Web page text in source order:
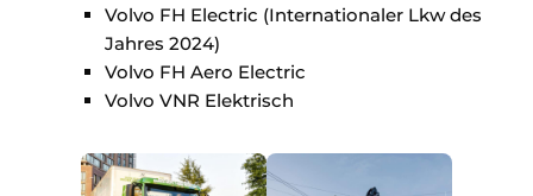
Volvo FH Electric (Internationaler Lkw des
Jahres 2024)
Volvo FH Aero Electric
Volvo VNR Elektrisch